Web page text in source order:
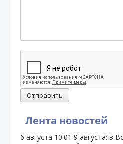
Лента новостей
6 августа 10:01 9 августа: в
Отправить